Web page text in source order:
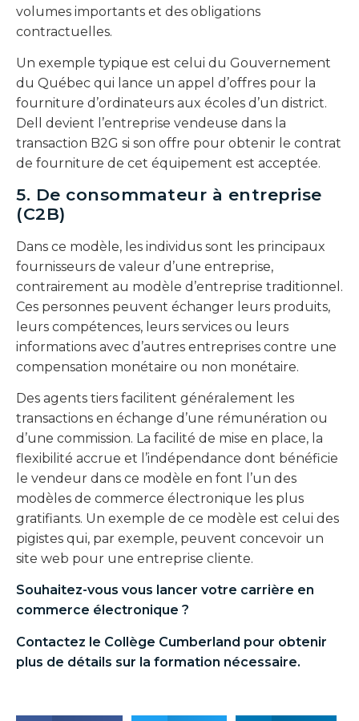
volumes importants et des obligations
contractuelles.
Un exemple typique est celui du Gouvernement
du Québec qui lance un appel d’offres pour la
fourniture d’ordinateurs aux écoles d’un district.
Dell devient l’entreprise vendeuse dans la
transaction B2G si son offre pour obtenir le contrat
de fourniture de cet équipement est acceptée.
5. De consommateur à entreprise
(C2B)
Dans ce modèle, les individus sont les principaux
fournisseurs de valeur d’une entreprise,
contrairement au modèle d’entreprise traditionnel.
Ces personnes peuvent échanger leurs produits,
leurs compétences, leurs services ou leurs
informations avec d’autres entreprises contre une
compensation monétaire ou non monétaire.
Des agents tiers facilitent généralement les
transactions en échange d’une rémunération ou
d’une commission. La facilité de mise en place, la
flexibilité accrue et l’indépendance dont bénéficie
le vendeur dans ce modèle en font l’un des
modèles de commerce électronique les plus
gratifiants. Un exemple de ce modèle est celui des
pigistes qui, par exemple, peuvent concevoir un
site web pour une entreprise cliente.
Souhaitez-vous vous lancer votre carrière en
commerce électronique ?
Contactez le Collège Cumberland pour obtenir
plus de détails sur la formation nécessaire.